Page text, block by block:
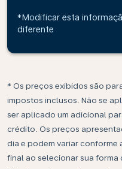
*Modificar esta
diferente
* Os preços exibidos são
impostos inclusos. Não se
ser aplicado um adicional
crédito. Os preços
dia e podem variar
final ao selecionar sua